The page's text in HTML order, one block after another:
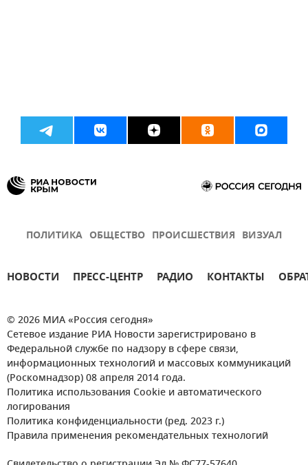
ПОЛИТИКА ОБЩЕСТВО ПРОИСШЕСТВИЯ ВИЗУАЛ
НОВОСТИ ПРЕСС-ЦЕНТР РАДИО КОНТАКТЫ
© 2026 МИА «Россия сегодня»
Сетевое издание РИА Новости зарегистрировано в
Федеральной службе по надзору в сфере связи,
информационных технологий и массовых коммуникаций
(Роскомнадзор) 08 апреля 2014 года.
Политика использования Cookie и автоматического
логирования
Политика конфиденциальности (ред. 2023 г.)
Правила применения рекомендательных технологий